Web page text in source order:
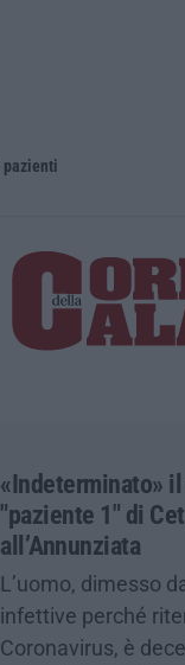
«Indeterminato» il
"paziente 1" di
all’Annunziata
L’uomo, dimesso
infettive perché
Coronavirus, è